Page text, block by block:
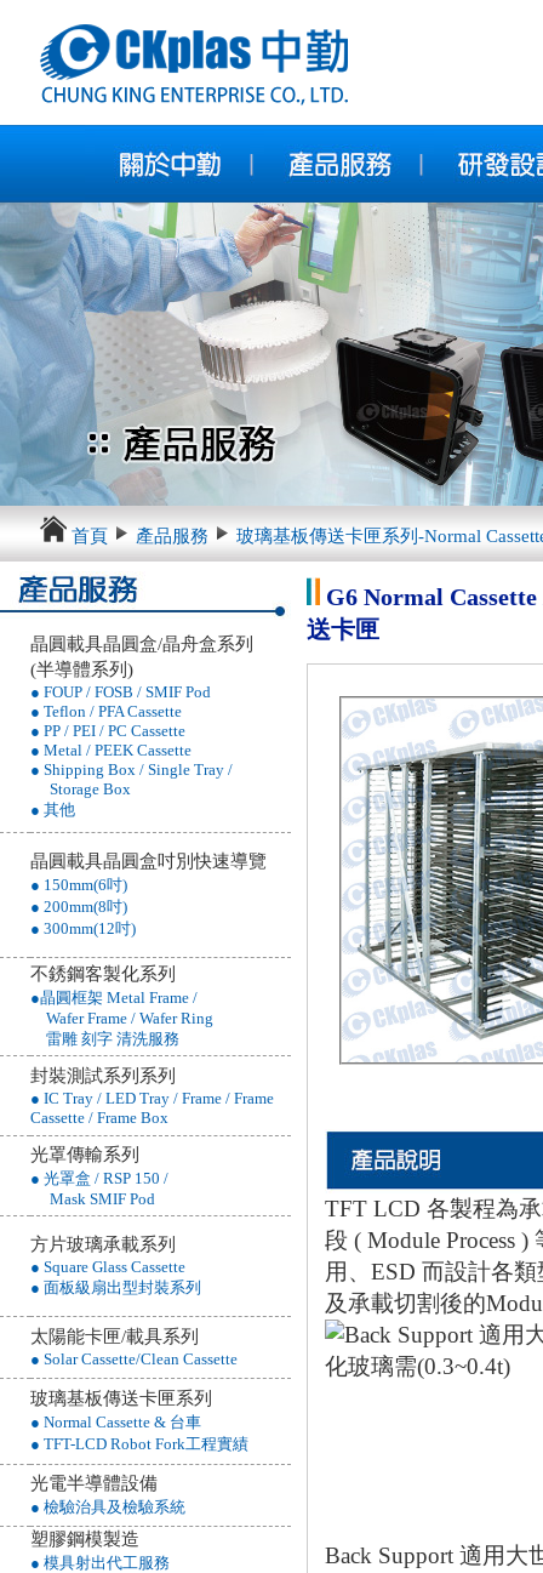
首頁 產品服務 玻璃基板傳送卡匣系列-Normal
晶圓載具晶圓盒/晶舟盒系列
(半導體系列)
● FOUP / FOSB / SMIF Pod
● Teflon / PFA Cassette
● PP / PEI / PC Cassette
● Metal / PEEK Cassette
● Shipping Box / Single Tray /
Storage Box
● 其他
晶圓載具晶圓盒吋別快速導覽
● 150mm(6吋)
● 200mm(8吋)
● 300mm(12吋)
不銹鋼客製化系列
●晶圓框架 Metal Frame /
Wafer Frame / Wafer Ring
雷雕 刻字 清洗服務
封裝測試系列系列
● IC Tray / LED Tray / Frame / Frame
Cassette / Frame Box
光罩傳輸系列
● 光罩盒 / RSP 150 /
Mask SMIF Pod
方片玻璃承載系列
● Square Glass Cassette
● 面板級扇出型封裝系列
太陽能卡匣/載具系列
● Solar Cassette/Clean Cassette
玻璃基板傳送卡匣系列
● Normal Cassette & 台車
● TFT-LCD Robot Fork工程實績
光電半導體設備
● 檢驗治具及檢驗系統
塑膠鋼模製造
● 模具射出代工服務
G6 Normal
送卡匣
TFT LCD 各製程為承
段 ( Module Process
用、ESD 而設計各
及承載切割後的
Back Support 適用大